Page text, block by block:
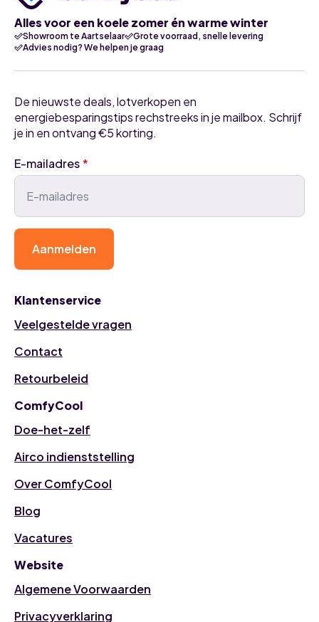
Alles voor een koele zomer én warme winter
Showroom te Aartselaar
Grote voorraad, snelle levering
Advies nodig? We helpen je graag
Klantenservice
Veelgestelde vragen
Contact
Retourbeleid
ComfyCool
Doe-het-zelf
Airco indienststelling
Over ComfyCool
Blog
Vacatures
Website
Algemene Voorwaarden
Privacyverklaring
De nieuwste deals, lotverkopen en
energiebesparingstips rechstreeks in je mailbox. Schrijf
je in en ontvang €5 korting.
E-mailadres*
Aanmelden